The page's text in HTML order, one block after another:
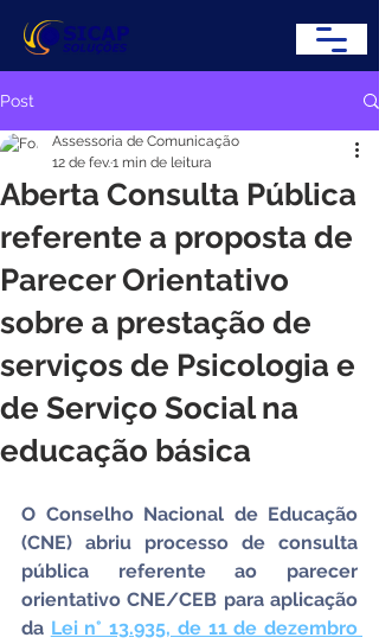
Post
Aberta Consulta Pública
referente a proposta de
Parecer Orientativo
sobre a prestação de
serviços de Psicologia e
de Serviço Social na
educação básica
Assessoria de Comunicação
12 de fev.1 min de leitura
O Conselho Nacional de Educação
(CNE) abriu processo de consulta
pública referente ao parecer
orientativo CNE/CEB para aplicação
da Lei n° 13.935, de 11 de dezembro